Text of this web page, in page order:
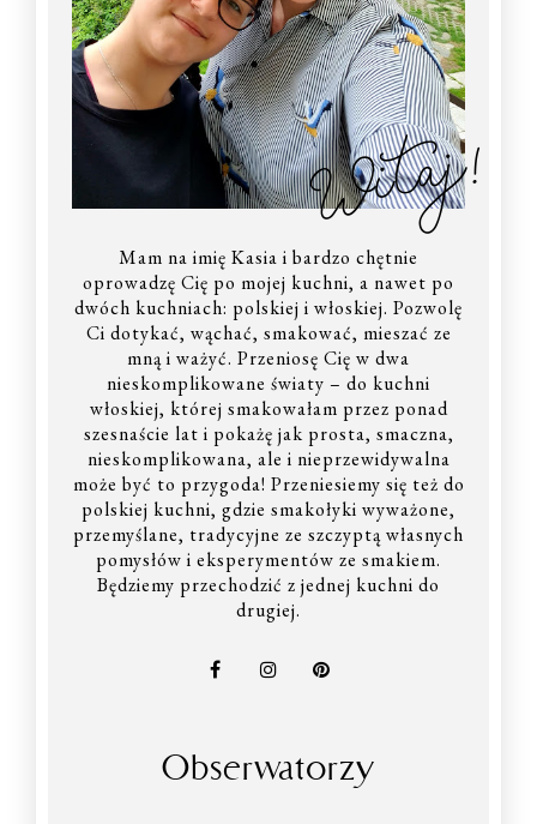
Witaj!
Mam na imię Kasia i bardzo chętnie
oprowadzę Cię po mojej kuchni, a nawet po
dwóch kuchniach: polskiej i włoskiej. Pozwolę
Ci dotykać, wąchać, smakować, mieszać ze
mną i ważyć. Przeniosę Cię w dwa
nieskomplikowane światy – do kuchni
włoskiej, której smakowałam przez ponad
szesnaście lat i pokażę jak prosta, smaczna,
nieskomplikowana, ale i nieprzewidywalna
może być to przygoda! Przeniesiemy się też do
polskiej kuchni, gdzie smakołyki wyważone,
przemyślane, tradycyjne ze szczyptą własnych
pomysłów i eksperymentów ze smakiem.
Będziemy przechodzić z jednej kuchni do
drugiej.
Obserwatorzy